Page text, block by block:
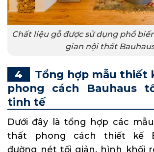
Chất liệu gỗ được sử dụng phổ
gian nội thất
Tổng hợp mẫu thiết
phong cách Bauhaus
tinh tế
Dưới đây là tổng hợp các
thất phong cách thiết kế
đường nét tối giản, hình khối